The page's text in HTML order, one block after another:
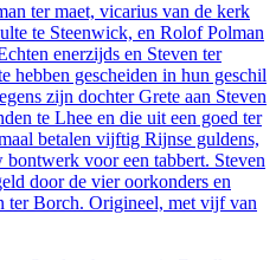
ter maet, vicarius van de kerk
te Steenwick, en Rolof Polman
enerzijds en Steven ter
hebben gescheiden in hun geschil
zijn dochter Grete aan Steven
te Lhee en die uit een goed ter
betalen vijftig Rijnse guldens,
voor een tabbert. Steven
door de vier oorkonders en
ter Borch. Origineel, met vijf van